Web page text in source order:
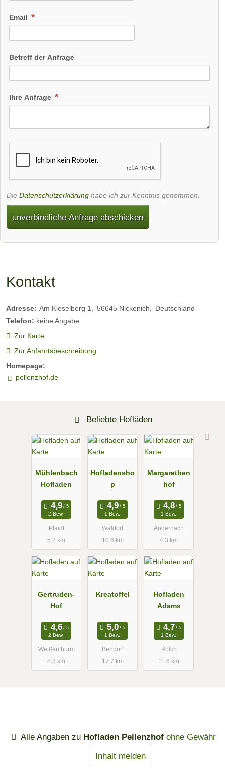
Email
Betreff der Anfrage
Ihre Anfrage
Die Datenschutzerklärung habe ich zur Kenntnis genommen.
unverbindliche Anfrage abschicken
Kontakt
Adresse: Am Kieselberg 1 56645 Nickenich
Deutschland
Telefon: keine Angabe
Zur Karte
Zur Anfahrtsbeschreibung
Homepage:
pellenzhof.de
Beliebte Hofläden
Mühlenbach
Hofladen
2 Bew.
Plaidt
5.2 km
Hofladensho
p
1 Bew.
Waldorf
10.6 km
Margarethen
hof
1 Bew.
Andernach
4.3 km
Gertruden-
Hof
2 Bew.
Weißenthurm
8.3 km
Kreatoffel
1 Bew.
Bendorf
17.7 km
Hofladen
Adams
1 Bew.
Polch
11.6 km
Alle Angaben zu Hofladen Pellenzhof ohne Gewähr
Inhalt melden